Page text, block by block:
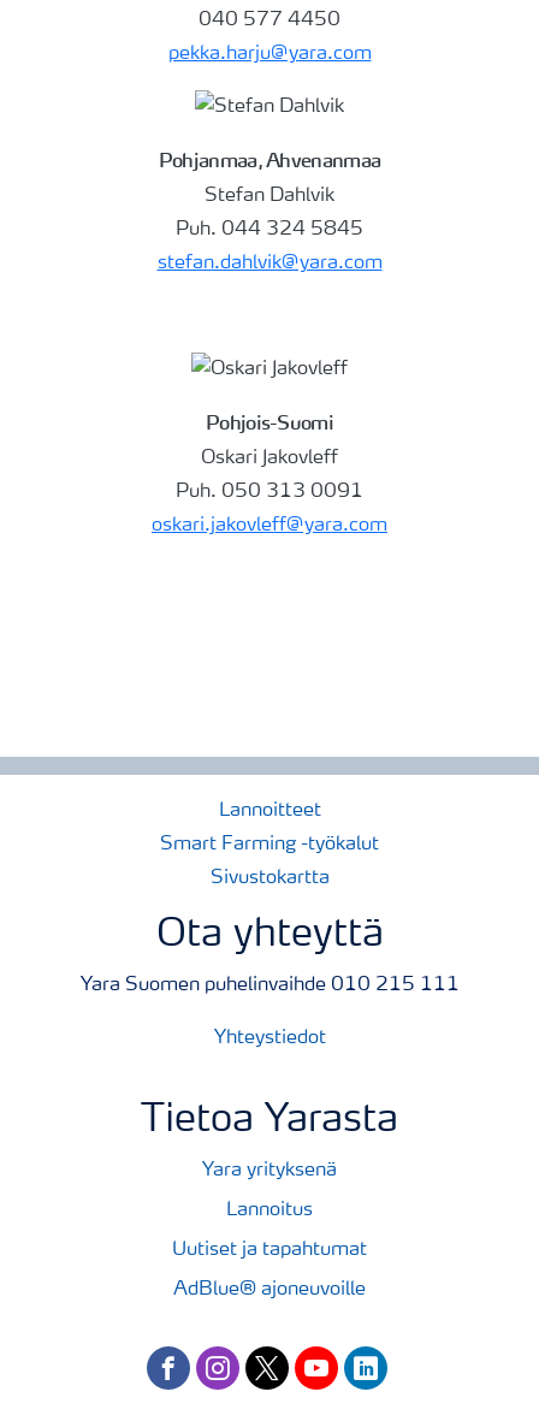
040 577 4450
pekka.harju@yara.com
Pohjanmaa, Ahvenanmaa
Stefan Dahlvik
Puh. 044 324 5845
stefan.dahlvik@yara.com
Pohjois-Suomi
Oskari Jakovleff
Puh. 050 313 0091
oskari.jakovleff@yara.com
Lannoitteet
Smart Farming -työkalut
Sivustokartta
Ota yhteyttä
Yara Suomen puhelinvaihde 010 215 111
Yhteystiedot
Tietoa Yarasta
Yara yrityksenä
Lannoitus
Uutiset ja tapahtumat
AdBlue® ajoneuvoille
facebookinstagram
twitteryoutubelinkedin